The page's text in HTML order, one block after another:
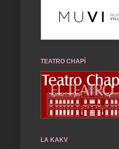
TEATRO CHAPÍ
LA KAKV